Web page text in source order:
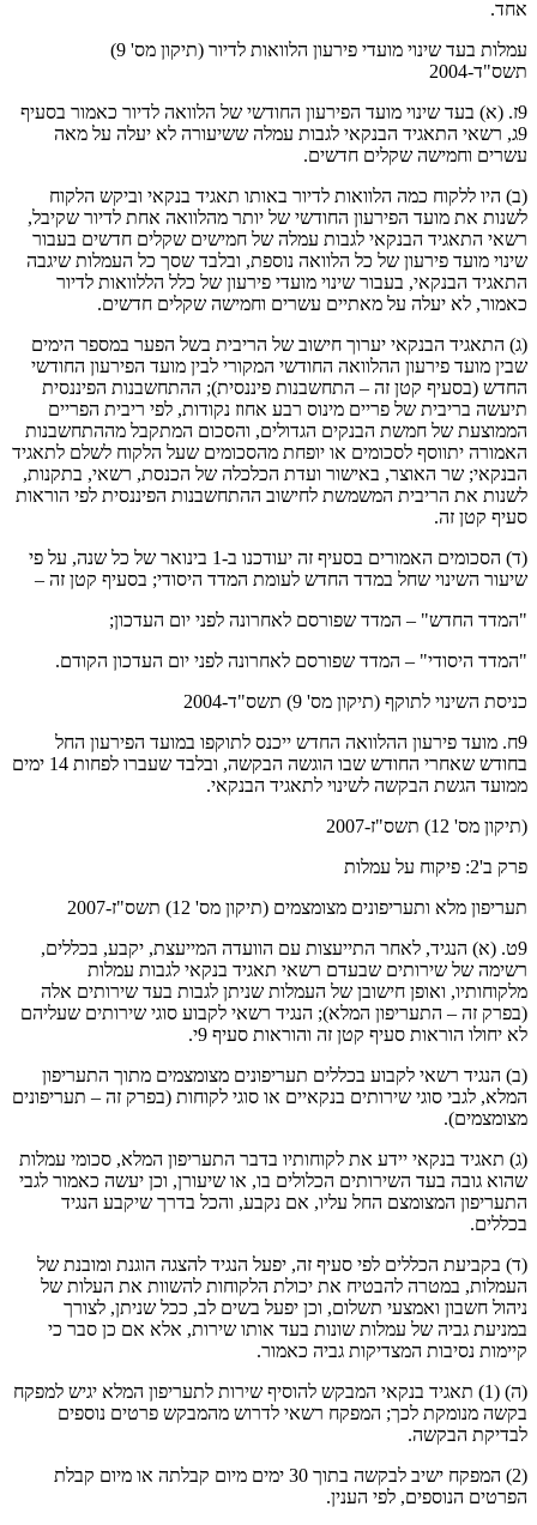
אחד.
עמלות בעד שינוי מועדי פירעון הלוואות לדיור (תיקון מס' 9)
תשס"ד-2004
9ז. (א) בעד שינוי מועד הפירעון החודשי של הלוואה לדיור כאמור בסעיף
9ג, רשאי התאגיד הבנקאי לגבות עמלה ששיעורה לא יעלה על מאה
עשרים וחמישה שקלים חדשים.
(ב) היו ללקוח כמה הלוואות לדיור באותו תאגיד בנקאי וביקש הלקוח
לשנות את מועד הפירעון החודשי של יותר מהלוואה אחת לדיור שקיבל,
רשאי התאגיד הבנקאי לגבות עמלה של חמישים שקלים חדשים בעבור
שינוי מועד פירעון של כל הלוואה נוספת, ובלבד שסך כל העמלות שיגבה
התאגיד הבנקאי, בעבור שינוי מועדי פירעון של כלל הללוואות לדיור
כאמור, לא יעלה על מאתיים עשרים וחמישה שקלים חדשים.
(ג) התאגיד הבנקאי יערוך חישוב של הריבית בשל הפער במספר הימים
שבין מועד פירעון ההלוואה החודשי המקורי לבין מועד הפירעון החודשי
החדש (בסעיף קטן זה – התחשבנות פיננסית); ההתחשבנות הפיננסית
תיעשה בריבית של פריים מינוס רבע אחוז נקודות, לפי ריבית הפריים
הממוצעת של חמשת הבנקים הגדולים, והסכום המתקבל מההתחשבנות
האמורה יתווסף לסכומים או יופחת מהסכומים שעל הלקוח לשלם לתאגיד
הבנקאי; שר האוצר, באישור ועדת הכלכלה של הכנסת, רשאי, בתקנות,
לשנות את הריבית המשמשת לחישוב ההתחשבנות הפיננסית לפי הוראות
סעיף קטן זה.
(ד) הסכומים האמורים בסעיף זה יעודכנו ב-1 בינואר של כל שנה, על פי
שיעור השינוי שחל במדד החדש לעומת המדד היסודי; בסעיף קטן זה –
"המדד החדש" – המדד שפורסם לאחרונה לפני יום העדכון;
"המדד היסודי" – המדד שפורסם לאחרונה לפני יום העדכון הקודם.
כניסת השינוי לתוקף (תיקון מס' 9) תשס"ד-2004
9ח. מועד פירעון ההלוואה החדש ייכנס לתוקפו במועד הפירעון החל
בחודש שאחרי החודש שבו הוגשה הבקשה, ובלבד שעברו לפחות 14 ימים
ממועד הגשת הבקשה לשינוי לתאגיד הבנקאי.
(תיקון מס' 12) תשס"ז-2007
פרק ב'2: פיקוח על עמלות
תעריפון מלא ותעריפונים מצומצמים (תיקון מס' 12) תשס"ז-2007
9ט. (א) הנגיד, לאחר התייעצות עם הוועדה המייעצת, יקבע, בכללים,
רשימה של שירותים שבעדם רשאי תאגיד בנקאי לגבות עמלות
מלקוחותיו, ואופן חישובן של העמלות שניתן לגבות בעד שירותים אלה
(בפרק זה – התעריפון המלא); הנגיד רשאי לקבוע סוגי שירותים שעליהם
לא יחולו הוראות סעיף קטן זה והוראות סעיף 9י.
(ב) הנגיד רשאי לקבוע בכללים תעריפונים מצומצמים מתוך התעריפון
המלא, לגבי סוגי שירותים בנקאיים או סוגי לקוחות (בפרק זה – תעריפונים
מצומצמים).
(ג) תאגיד בנקאי יידע את לקוחותיו בדבר התעריפון המלא, סכומי עמלות
שהוא גובה בעד השירותים הכלולים בו, או שיעורן, וכן יעשה כאמור לגבי
התעריפון המצומצם החל עליו, אם נקבע, והכל בדרך שיקבע הנגיד
בכללים.
(ד) בקביעת הכללים לפי סעיף זה, יפעל הנגיד להצגה הוגנת ומובנת של
העמלות, במטרה להבטיח את יכולת הלקוחות להשוות את העלות של
ניהול חשבון ואמצעי תשלום, וכן יפעל בשים לב, ככל שניתן, לצורך
במניעת גביה של עמלות שונות בעד אותו שירות, אלא אם כן סבר כי
קיימות נסיבות המצדיקות גביה כאמור.
(ה) (1) תאגיד בנקאי המבקש להוסיף שירות לתעריפון המלא יגיש למפקח
בקשה מנומקת לכך; המפקח רשאי לדרוש מהמבקש פרטים נוספים
לבדיקת הבקשה.
(2) המפקח ישיב לבקשה בתוך 30 ימים מיום קבלתה או מיום קבלת
הפרטים הנוספים, לפי הענין.